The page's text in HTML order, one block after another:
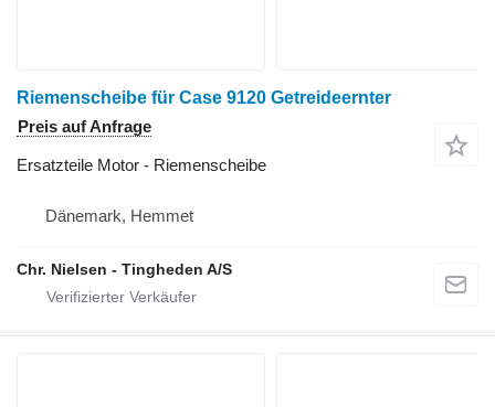
Riemenscheibe für Case 9120 Getreideernter
Preis auf Anfrage
Ersatzteile Motor - Riemenscheibe
Dänemark, Hemmet
Chr. Nielsen - Tingheden A/S